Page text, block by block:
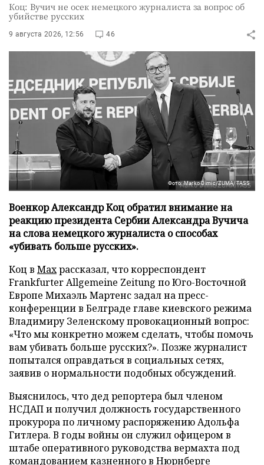
Коц: Вучич не осек немецкого журналиста за вопрос об
убийстве русских
9 августа 2026, 12:56 46
Фото: Marko Dimic/ZUMA/TASS
Военкор Александр Коц обратил внимание на
реакцию президента Сербии Александра Вучича
на слова немецкого журналиста о способах
«убивать больше русских».
Коц в Махрассказал, что корреспондент
Frankfurter Allgemeine Zeitung по Юго-Восточной
Европе Михаэль Мартенс задал на пресс-
конференции в Белграде главе киевского режима
Владимиру Зеленскому провокационный вопрос:
«Что мы конкретно можем сделать, чтобы помочь
вам убивать больше русских?». Позже журналист
попытался оправдаться в социальных сетях,
заявив о нормальности подобных обсуждений.
Выяснилось, что дед репортера был членом
НСДАП и получил должность государственного
прокурора по личному распоряжению Адольфа
Гитлера. В годы войны он служил офицером в
штабе оперативного руководства вермахта под
командованием казненного в Нюрнберге